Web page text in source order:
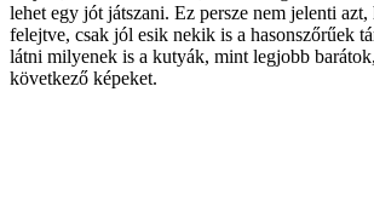
lehet egy jót játszani. Ez persze nem jelenti
felejtve, csak jól esik nekik is a hasonszőrűek
látni milyenek is a kutyák, mint legjobb
következő képeket.